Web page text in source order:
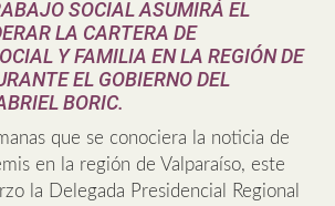
SOCIAL ASUMIRÁ EL
LA CARTERA DE
Y FAMILIA EN LA REGIÓN DE
EL GOBIERNO DEL
BORIC.
que se conociera la noticia de
en la región de Valparaíso, este
la Delegada Presidencial Regional